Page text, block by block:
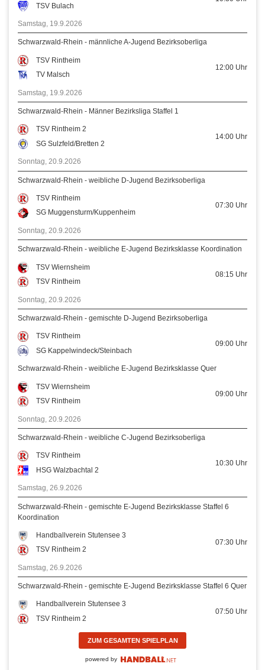
TSV Bulach
Samstag, 19.9.2026
Schwarzwald-Rhein - männliche A-Jugend Bezirksoberliga
TSV Rintheim
TV Malsch
12:00 Uhr
Samstag, 19.9.2026
Schwarzwald-Rhein - Männer Bezirksliga Staffel 1
TSV Rintheim 2
SG Sulzfeld/Bretten 2
14:00 Uhr
Sonntag, 20.9.2026
Schwarzwald-Rhein - weibliche D-Jugend Bezirksoberliga
TSV Rintheim
SG Muggensturm/Kuppenheim
07:30 Uhr
Sonntag, 20.9.2026
Schwarzwald-Rhein - weibliche E-Jugend Bezirksklasse Koordination
TSV Wiernsheim
TSV Rintheim
08:15 Uhr
Sonntag, 20.9.2026
Schwarzwald-Rhein - gemischte D-Jugend Bezirksoberliga
TSV Rintheim
SG Kappelwindeck/Steinbach
09:00 Uhr
Schwarzwald-Rhein - weibliche E-Jugend Bezirksklasse Quer
TSV Wiernsheim
TSV Rintheim
09:00 Uhr
Sonntag, 20.9.2026
Schwarzwald-Rhein - weibliche C-Jugend Bezirksoberliga
TSV Rintheim
HSG Walzbachtal 2
10:30 Uhr
Samstag, 26.9.2026
Schwarzwald-Rhein - gemischte E-Jugend Bezirksklasse Staffel 6
Koordination
Handballverein Stutensee 3
TSV Rintheim 2
07:30 Uhr
Samstag, 26.9.2026
Schwarzwald-Rhein - gemischte E-Jugend Bezirksklasse Staffel 6 Quer
Handballverein Stutensee 3
TSV Rintheim 2
07:50 Uhr
ZUM GESAMTEN SPIELPLAN
powered by